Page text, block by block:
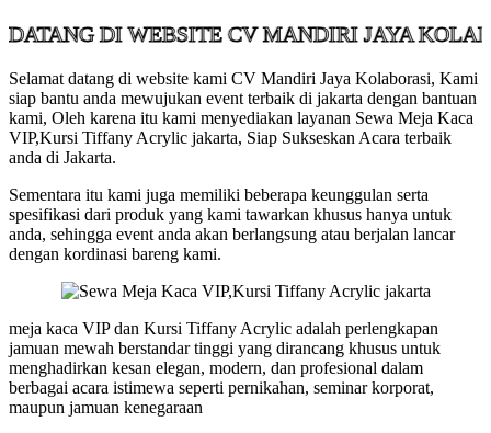
DI WEBSITE CV MANDIRI JAYA KOLABORASI
Selamat datang di website kami CV Mandiri Jaya Kolaborasi, Kami
siap bantu anda mewujukan event terbaik di jakarta dengan bantuan
kami, Oleh karena itu kami menyediakan layanan Sewa Meja Kaca
VIP,Kursi Tiffany Acrylic jakarta, Siap Sukseskan Acara terbaik
anda di Jakarta.
Sementara itu kami juga memiliki beberapa keunggulan serta
spesifikasi dari produk yang kami tawarkan khusus hanya untuk
anda, sehingga event anda akan berlangsung atau berjalan lancar
dengan kordinasi bareng kami.
meja kaca VIP dan Kursi Tiffany Acrylic adalah perlengkapan
jamuan mewah berstandar tinggi yang dirancang khusus untuk
menghadirkan kesan elegan, modern, dan profesional dalam
berbagai acara istimewa seperti pernikahan, seminar korporat,
maupun jamuan kenegaraan